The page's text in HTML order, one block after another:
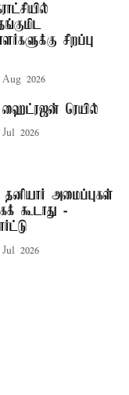
சிறப்பு
2026
ஹைட்ரஜன் ரெயில்
2026
அமைப்புகள்
கூடாது -
2026